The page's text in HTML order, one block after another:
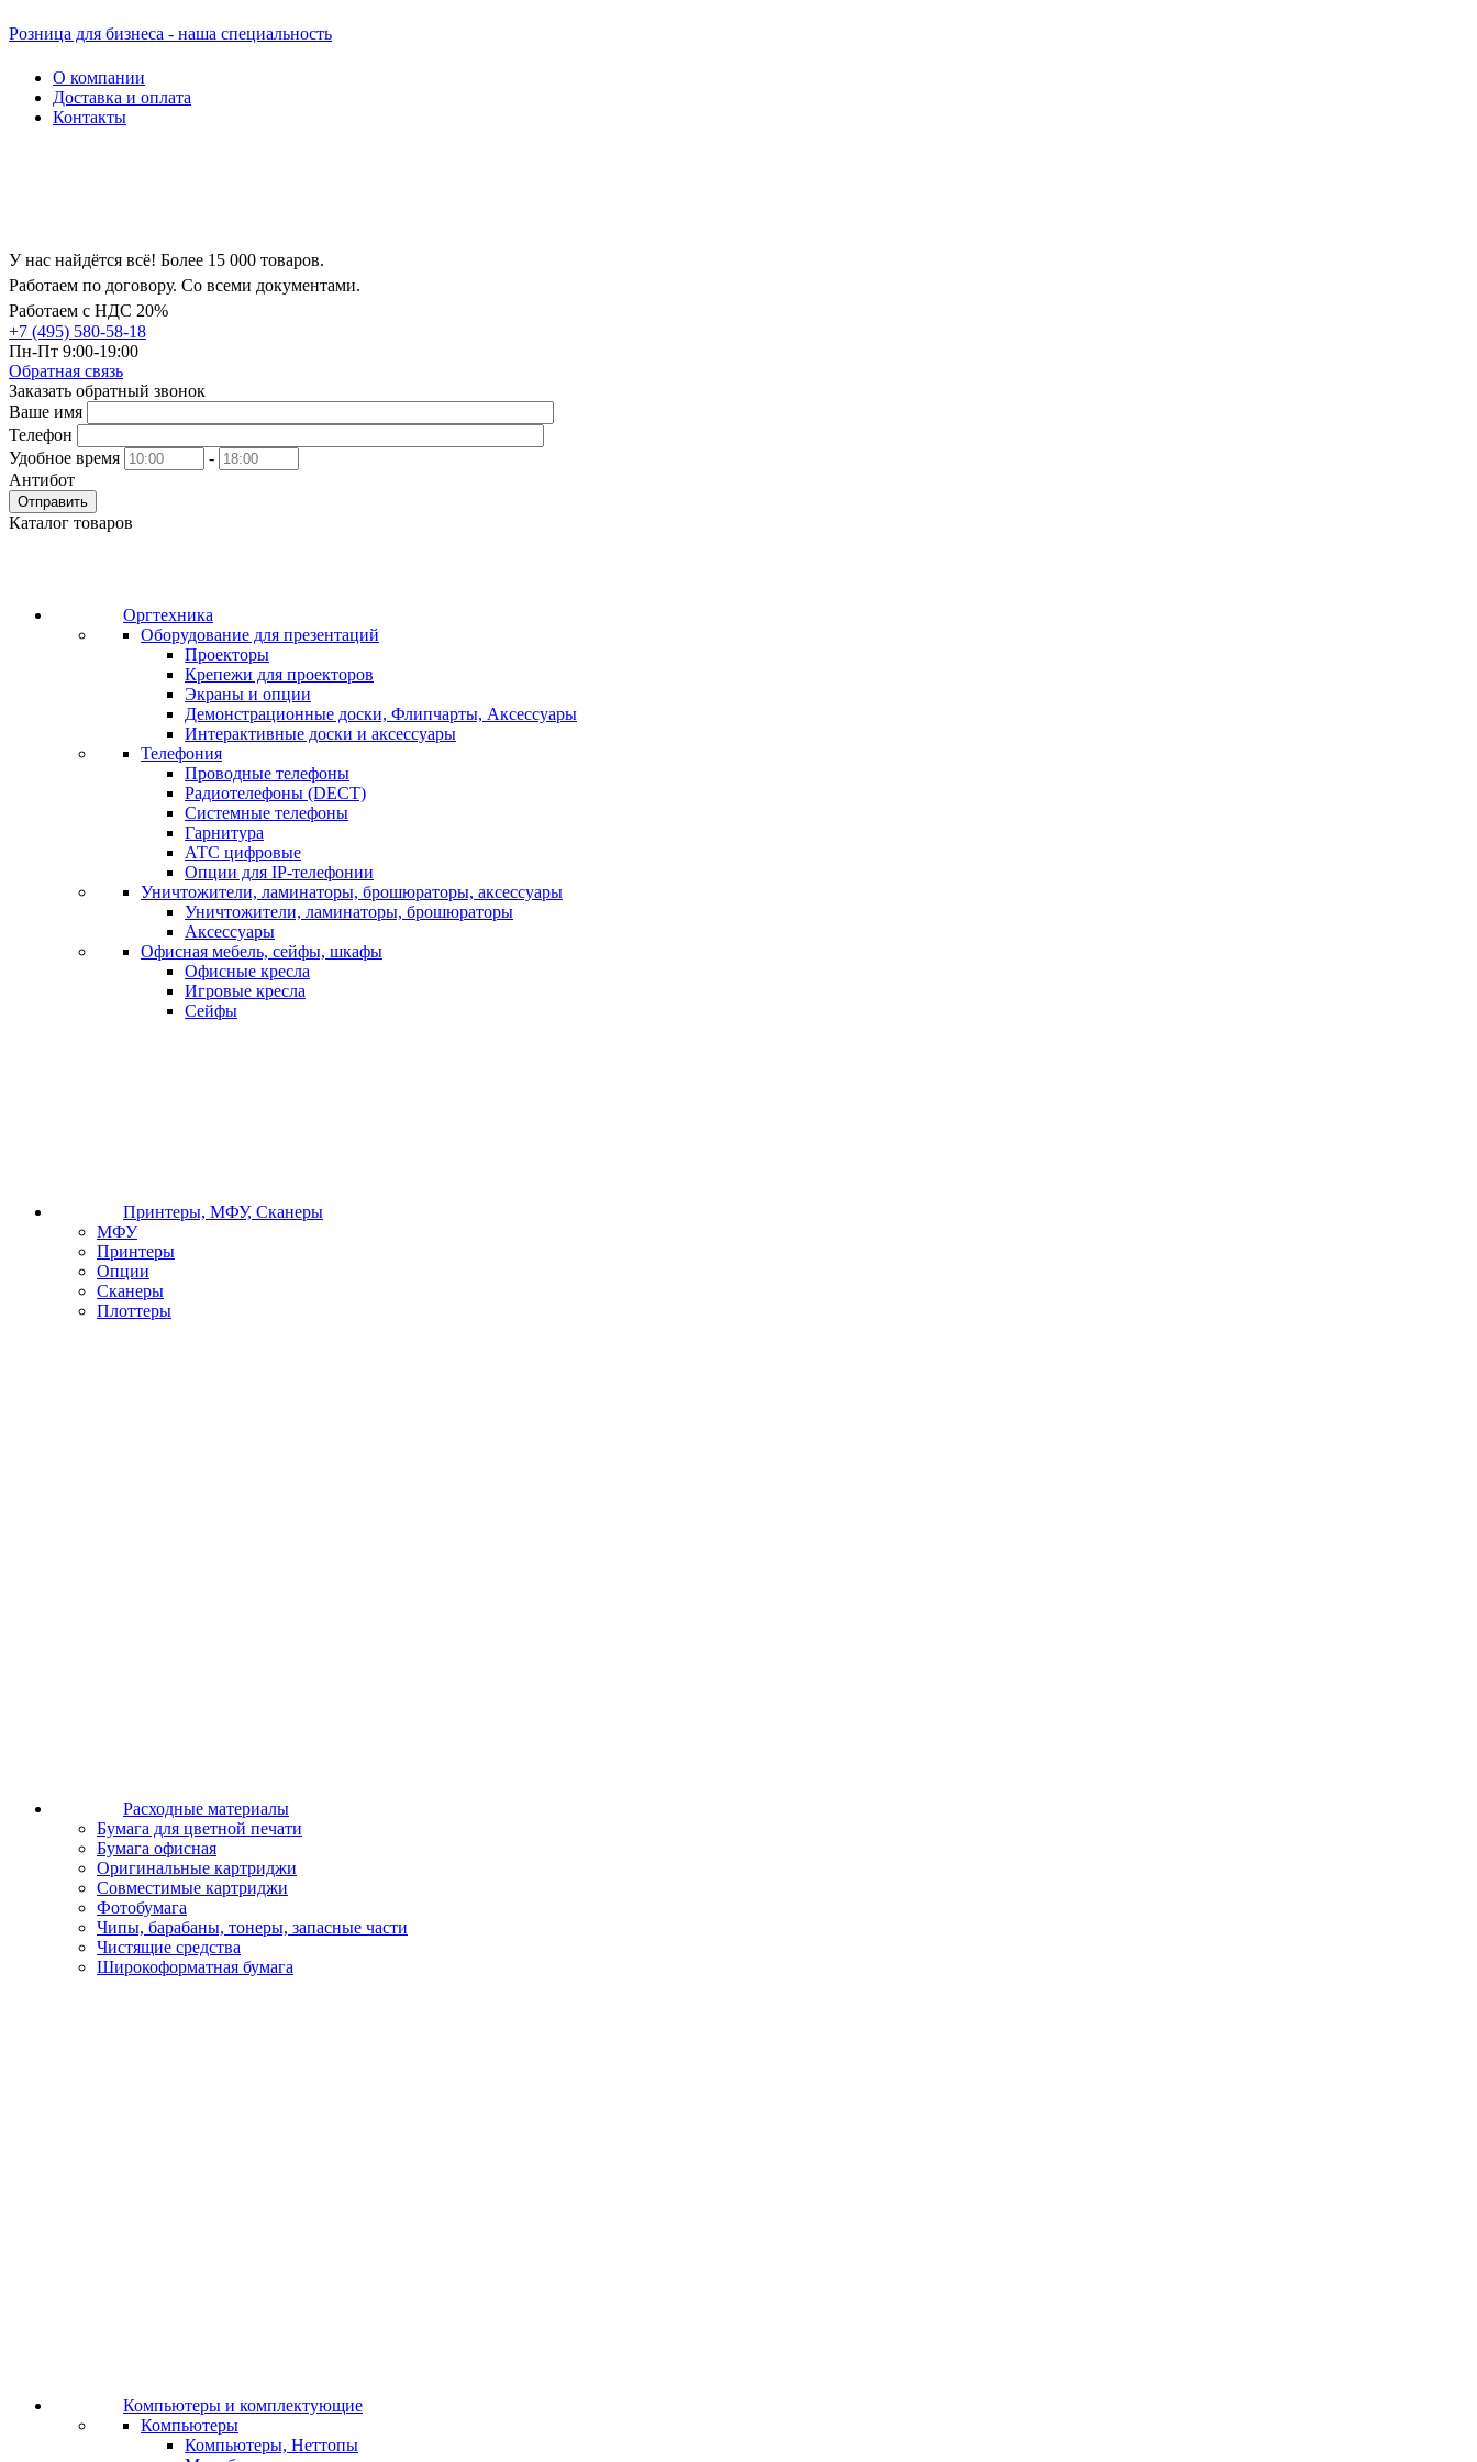
Розница для бизнеса - наша специальность
О компании
Доставка и оплата
Контакты
У нас найдётся всё! Более 15 000 товаров.
Работаем по договору. Со всеми документами.
Работаем с НДС 20%
+7 (495) 580-58-18
Пн-Пт 9:00-19:00
Обратная связь
Заказать обратный звонок
Ваше имя
Телефон
Удобное время
-
Антибот
Отправить
Каталог товаров
Оргтехника
Оборудование для презентаций
Проекторы
Крепежи для проекторов
Экраны и опции
Демонстрационные доски, Флипчарты, Аксессуары
Интерактивные доски и аксессуары
Телефония
Проводные телефоны
Радиотелефоны (DECT)
Системные телефоны
Гарнитура
АТС цифровые
Опции для IP-телефонии
Уничтожители, ламинаторы, брошюраторы, аксессуары
Уничтожители, ламинаторы, брошюраторы
Аксессуары
Офисная мебель, сейфы, шкафы
Офисные кресла
Игровые кресла
Сейфы
Принтеры, МФУ, Сканеры
МФУ
Принтеры
Опции
Сканеры
Плоттеры
Расходные материалы
Бумага для цветной печати
Бумага офисная
Оригинальные картриджи
Совместимые картриджи
Фотобумага
Чипы, барабаны, тонеры, запасные части
Чистящие средства
Широкоформатная бумага
Компьютеры и комплектующие
Компьютеры
Компьютеры, Неттопы